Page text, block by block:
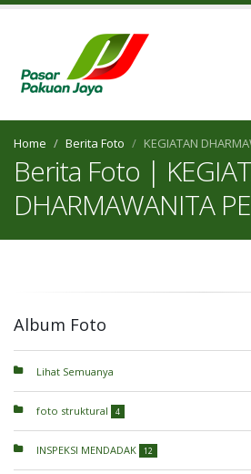
Home Berita Foto KEGIATAN
Berita Foto |
DHARMAWANITA
Album Foto
Lihat Semuanya
foto struktural 4
INSPEKSI MENDADAK 12